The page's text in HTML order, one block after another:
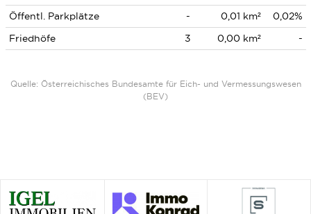
Öffentl. Parkplätze
- 0,01 km²
0,02%
Friedhöfe
3 0,00 km² -
Quelle: Österreichisches Bundesamte für Eich- und Vermessungswesen
(BEV)